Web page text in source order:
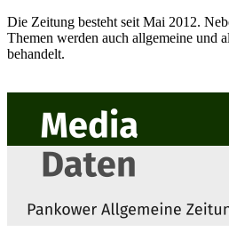
Die Zeitung besteht seit Mai 2012.
Themen werden auch allgemeine und
behandelt.